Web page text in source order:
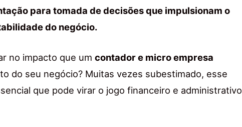
para tomada de decisões que impulsionam o
do negócio.
no impacto que um contador e micro empresa
do seu negócio? Muitas vezes subestimado, esse
que pode virar o jogo financeiro e administrativo